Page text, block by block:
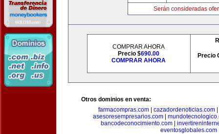
Serán consideradas
COMPRAR AHORA
Precio $690.00
COMPRAR AHORA
Precio
Otros dominios en venta:
farmacompras.com
cazadordenoticias.com
asesoresempresarios.com
bancodeconocimiento.com
eventosglobales.com